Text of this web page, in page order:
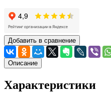
Добавить в сравнение
Описание
Характеристики